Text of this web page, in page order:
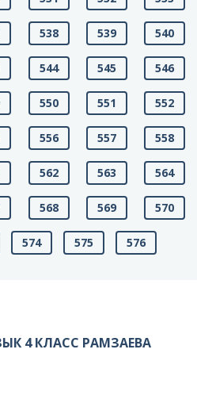
538 539 540
544 545 546
550 551 552
556 557 558
562 563 564
568 569 570
574 575 576
4 КЛАСС РАМЗАЕВА